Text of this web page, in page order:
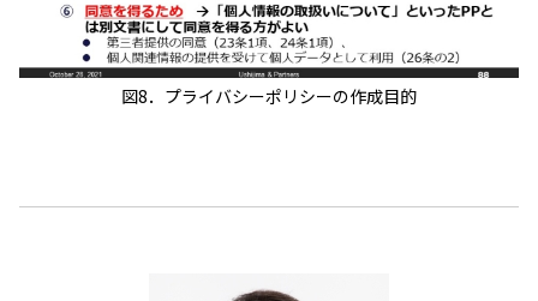
図8．プライバシーポリシーの作成目的